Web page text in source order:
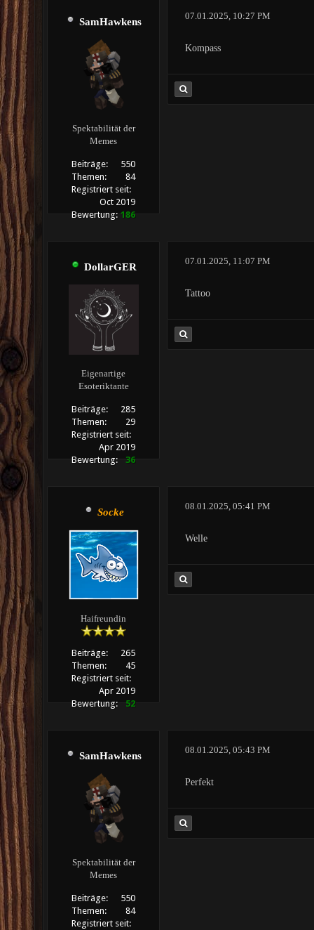
SamHawkens
Spektabilität der
Memes
Beiträge:
550
Themen:
84
Registriert seit:
Oct 2019
Bewertung: 186
07.01.2025, 10:27 PM
Kompass
DollarGER
Eigenartige
Esoteriktante
Beiträge:
285
Themen:
29
Registriert seit:
Apr 2019
Bewertung:
36
07.01.2025, 11:07 PM
Tattoo
Socke
Haifreundin
Beiträge:
265
Themen:
45
Registriert seit:
Apr 2019
Bewertung:
52
08.01.2025, 05:41 PM
Welle
SamHawkens
Spektabilität der
Memes
Beiträge:
550
Themen:
84
Registriert seit:
08.01.2025, 05:43 PM
Perfekt